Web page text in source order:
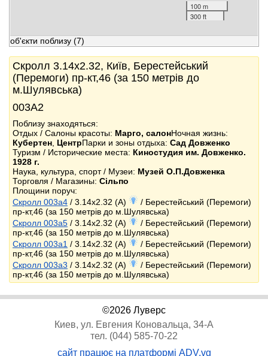
100 m
300 ft
об'єкти поблизу (7)
Скролл 3.14x2.32, Київ, Берестейський
(Перемоги) пр-кт,46 (за 150 метрів до
м.Шулявська)
003А2
Поблизу знаходяться:
Отдых / Салоны красоты: Марго, салонНочная жизнь:
Кубертен ЦентрПарки и зоны отдыха: Сад Довженко
Туризм / Исторические места: Киностудия им. Довженко.
1928 г.
Наука, культура, спорт / Музеи: Музей О.П.Довженка
Торговля / Магазины: Сільпо
Площини поруч:
Скролл 003a4 / 3.14x2.32 (A)
/ Берестейський (Перемоги)
пр-кт,46 (за 150 метрів до м.Шулявська)
Скролл 003a5 / 3.14x2.32 (A)
/ Берестейський (Перемоги)
пр-кт,46 (за 150 метрів до м.Шулявська)
Скролл 003a1 / 3.14x2.32 (A)
/ Берестейський (Перемоги)
пр-кт,46 (за 150 метрів до м.Шулявська)
Скролл 003a3 / 3.14x2.32 (A)
/ Берестейський (Перемоги)
пр-кт,46 (за 150 метрів до м.Шулявська)
©2026 Луверс
Киев, ул. Евгения Коновальца, 34-А
тел. (044) 585-70-22
сайт працює на платформі ADV.vg